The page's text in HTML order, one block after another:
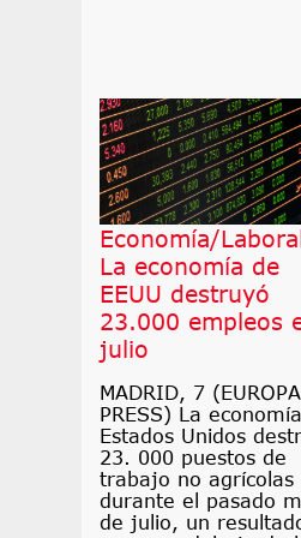
Economía/
La economía de
EEUU destruyó
23.000 empleos
julio
MADRID, 7 (EUROPA
PRESS) La
Estados Unidos
23. 000 puestos de
trabajo no agrícolas
durante el pasado
de julio, un